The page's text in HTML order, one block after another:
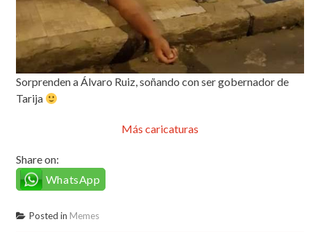
Sorprenden a Álvaro Ruiz, soñando con ser gobernador de
Tarija
Más caricaturas
Share on:
WhatsApp
Posted in Memes